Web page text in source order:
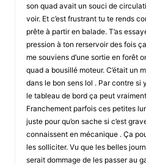
son quad avait un souci de
voir. Et c’est frustrant tu te rends
prête à partir en balade. T’as
pression à ton rerservoir des fois
me souviens d’une sortie en forêt
quad a bousillé moteur. C’était un
dans le bon sens lol . Par contre si
le tableau de bord ça peut
Franchement parfois ces petites
juste pour qu’on sache si c’est
connaissent en mécanique . Ça
les solliciter. Vu que les belles
serait dommage de les passer au